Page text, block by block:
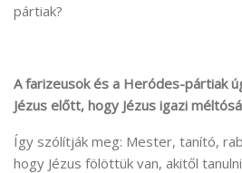
pártiak?
A farizeusok és a Heródes-pártiak
Jézus előtt, hogy Jézus igazi
Így szólítják meg: Mester, tanító,
hogy Jézus fölöttük van, akitől